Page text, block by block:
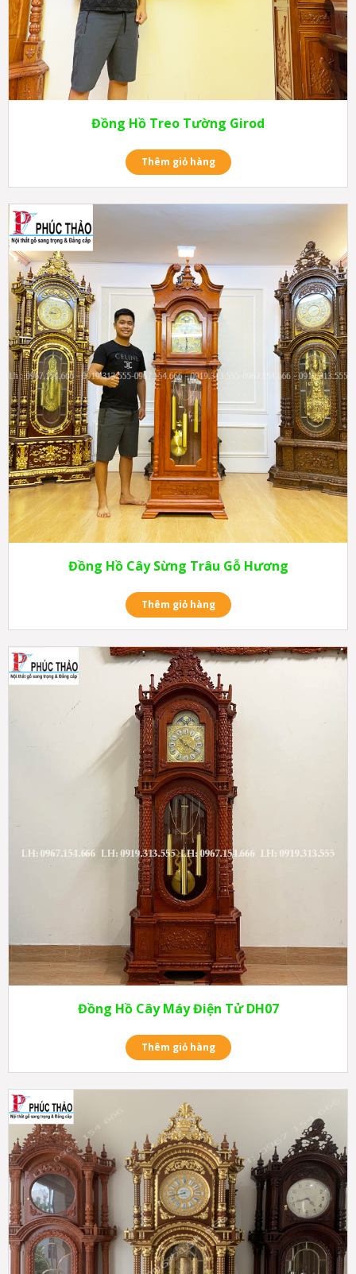
Đồng Hồ Treo Tường Girod
Thêm giỏ hàng
Đồng Hồ Cây Sừng Trâu Gỗ Hương
Thêm giỏ hàng
Đồng Hồ Cây Máy Điện Tử DH07
Thêm giỏ hàng